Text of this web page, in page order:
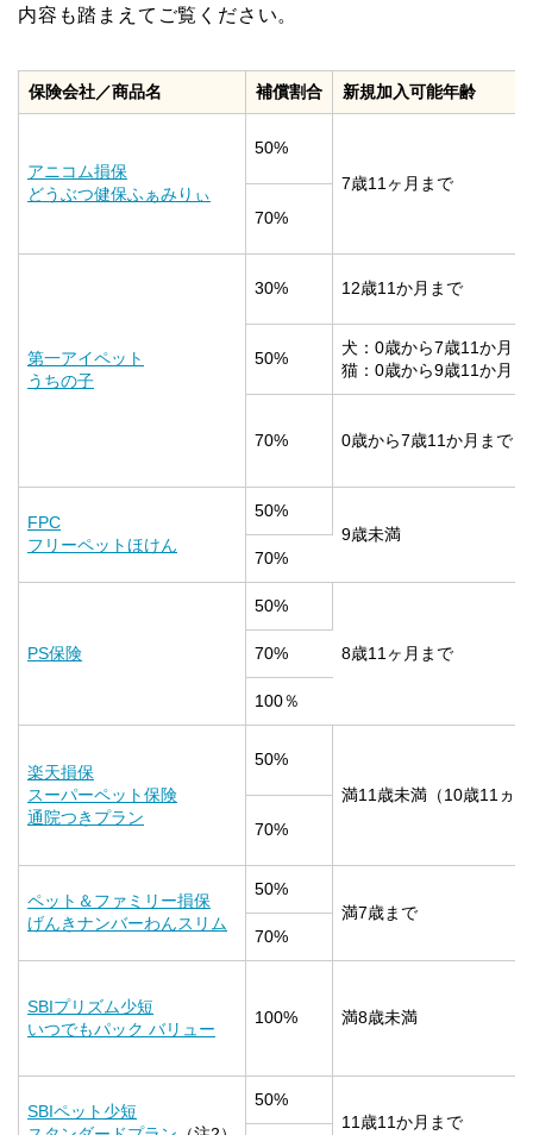
内容も踏まえてご覧ください。
保険会社／商品名 補償割合 新規加入可能年齢
アニコム損保
どうぶつ健保ふぁみりぃ
50%
7歳11ヶ月まで
70%
第一アイペット
うちの子
30% 12歳11か月まで
50%
犬：0歳から7歳11か月ま
猫：0歳から9歳11か月ま
70% 0歳から7歳11か月まで
FPC
フリーペットほけん
50%
9歳未満
70%
PS保険
50%
8歳11ヶ月まで
70%
100％
楽天損保
スーパーペット保険
通院つきプラン
50%
満11歳未満（10歳11ヵ
70%
ペット＆ファミリー損保
げんきナンバーわんスリム
50%
満7歳まで
70%
SBIプリズム少短
いつでもパック バリュー
100% 満8歳未満
SBIペット少短
50%
11歳11か月まで